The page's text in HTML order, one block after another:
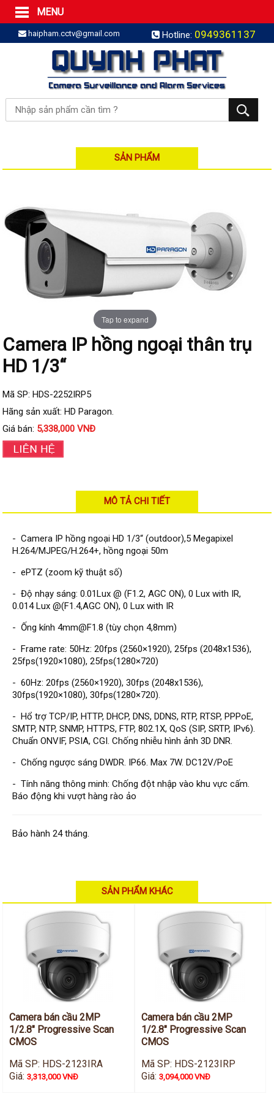
MENU
Trang Chủ
Sản phẩm
SẢN PHẨM TRỌN GÓI
LẮP BÁO TRỘM TRỌN GÓI
LẮP CAMERA TRỌN GÓI
Camera IP
Camera IP KBVISION
Camera IP HIKVISION
Camera IP Visionhitech
Đầu ghi IP | NVR
Đầu ghi IP HIKVISION
Đầu ghi IP KBVISION
Đầu ghi IP HDParagon
Đầu ghi IP Visionhitech
Camera Analog
Camera Dahua
Camera Visionhitech
Camera KBVISION
Đầu ghi HDParagon
Đầu ghi HIKVISION
Đầu ghi Visionhitech
Đầu ghi Dahua
Đầu ghi KBVISION
Thiết bị chống trộm
Thiết bị Enforcer
access control
Khóa điện tử VIRO
Khóa điện tử KBVISION
Access control Syris
Giải pháp
LẮP ĐẶT CAMERA TRỌN GÓI
GIẢI PHÁP CAMERA AN NINH
BÁO ĐỘNG CHỐNG TRỘM
GIẢI PHÁP GIÁM SÁT RA VÀO
Hướng dẫn sử dụng
haipham.cctv@gmail.com Hotline: 0949361137
SẢN PHẨM
Tap to expand
Camera IP hồng ngoại thân trụ
HD 1/3“
Mã SP: HDS-2252IRP5
Hãng sản xuất: HD Paragon.
Giá bán: 5,338,000 VNĐ
MÔ TẢ CHI TIẾT
- Camera IP hồng ngoại HD 1/3“ (outdoor),5 Megapixel
H.264/MJPEG/H.264+, hồng ngoại 50m
- ePTZ (zoom kỹ thuật số)
- Độ nhạy sáng: 0.01Lux @ (F1.2, AGC ON), 0 Lux with IR,
0.014 Lux @(F1.4,AGC ON), 0 Lux with IR
- Ống kính 4mm@F1.8 (tùy chọn 4,8mm)
- Frame rate: 50Hz: 20fps (2560×1920), 25fps (2048x1536),
25fps(1920×1080), 25fps(1280×720)
- 60Hz: 20fps (2560×1920), 30fps (2048x1536),
30fps(1920×1080), 30fps(1280×720).
- Hổ trợ TCP/IP, HTTP, DHCP, DNS, DDNS, RTP, RTSP, PPPoE,
SMTP, NTP, SNMP, HTTPS, FTP, 802.1X, QoS (SIP, SRTP, IPv6).
Chuẩn ONVIF, PSIA, CGI. Chống nhiễu hình ảnh 3D DNR.
- Chống ngược sáng DWDR. IP66. Max 7W. DC12V/PoE
- Tính năng thông minh: Chống đột nhập vào khu vực cấm.
Báo động khi vượt hàng rào ảo
Bảo hành 24 tháng.
SẢN PHẨM KHÁC
Camera bán cầu 2MP
1/2.8" Progressive Scan
CMOS
Mã SP: HDS-2123IRA
Giá:3,313,000 VNĐ
Camera bán cầu 2MP
1/2.8" Progressive Scan
CMOS
Mã SP: HDS-2123IRP
Giá: 3,094,000 VNĐ